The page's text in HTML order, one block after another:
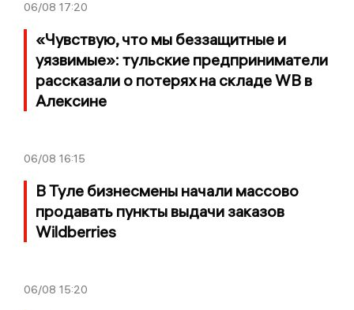
06/08 17:20
«Чувствую, что мы беззащитные и
уязвимые»: тульские предприниматели
рассказали о потерях на складе WB в
Алексине
06/08 16:15
В Туле бизнесмены начали массово
продавать пункты выдачи заказов
Wildberries
06/08 15:20